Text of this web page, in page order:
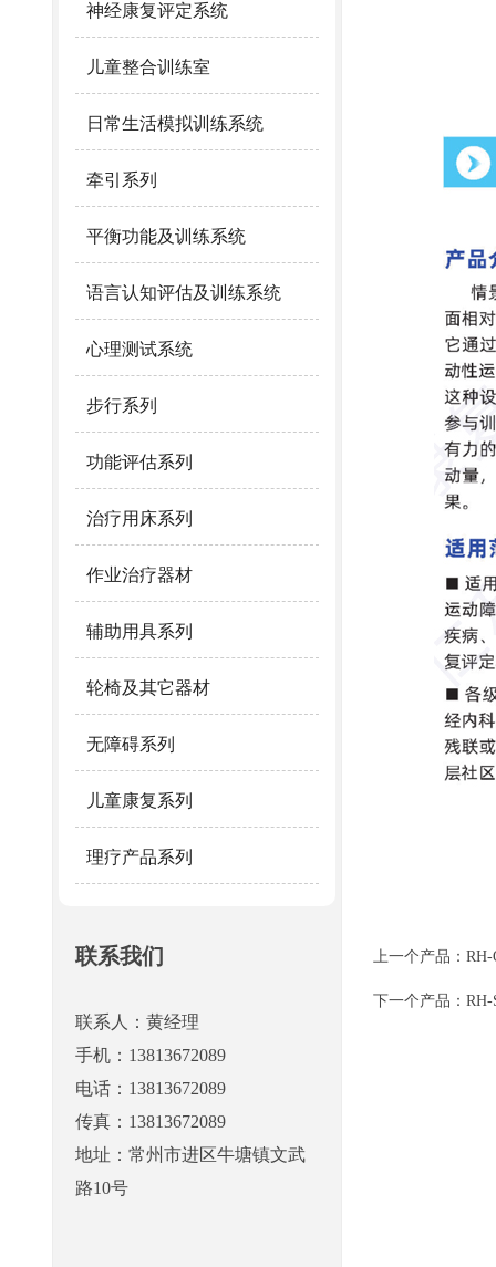
神经康复评定系统
儿童整合训练室
日常生活模拟训练系统
牵引系列
平衡功能及训练系统
语言认知评估及训练系统
心理测试系统
步行系列
功能评估系列
治疗用床系列
作业治疗器材
辅助用具系列
轮椅及其它器材
无障碍系列
儿童康复系列
理疗产品系列
联系我们
联系人：黄经理
手机：13813672089
电话：13813672089
传真：13813672089
地址：常州市进区牛塘镇文武
路10号
上一个产品：
下一个产品： RH-